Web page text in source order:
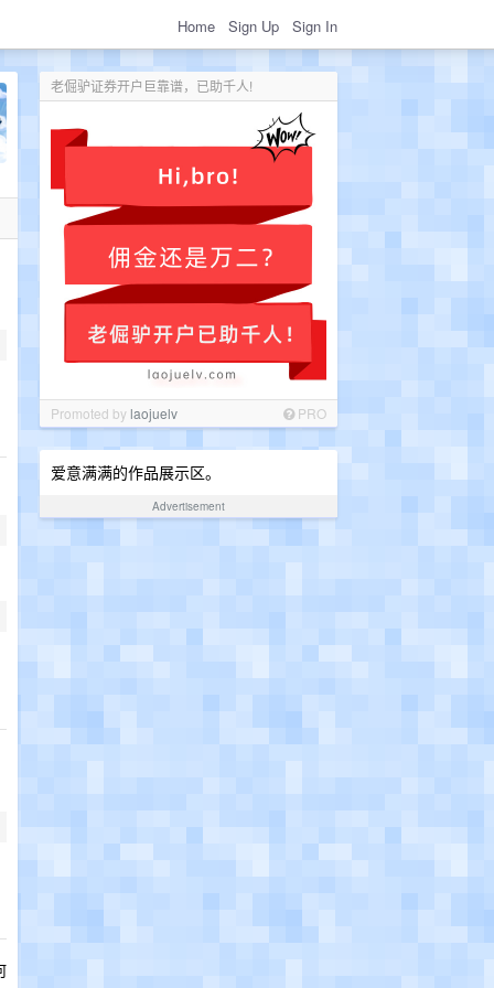
Home Sign Up Sign In
老倔驴证券开户巨靠谱，已助千人!
Promoted bylaojuelv PRO
爱意满满的作品展示区。
Advertisement